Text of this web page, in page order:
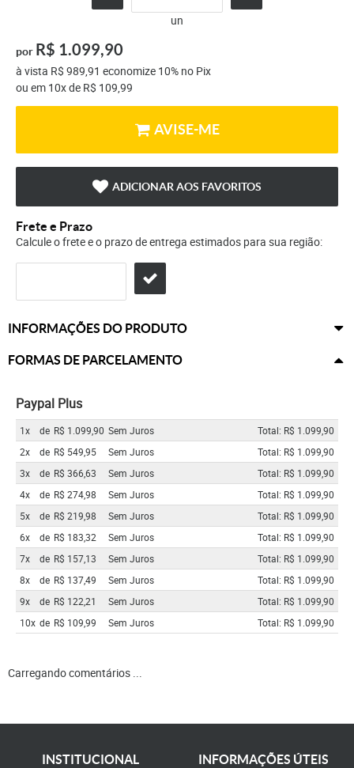
un
por R$ 1.099,90
à vista R$ 989,91 economize 10% no Pix
ou em 10xde R$ 109,99
AVISE-ME
ADICIONAR AOS FAVORITOS
Frete e Prazo
Calcule o frete e o prazo de entrega estimados para sua região:
INFORMAÇÕES DO PRODUTO
FORMAS DE PARCELAMENTO
Paypal Plus
1x de R$ 1.099,90 Sem Juros
Total: R$ 1.099,90
2x
de R$ 549,95 Sem Juros
Total: R$ 1.099,90
3x
de R$ 366,63 Sem Juros
Total: R$ 1.099,90
4x
de R$ 274,98 Sem Juros
Total: R$ 1.099,90
5x
de R$ 219,98 Sem Juros
Total: R$ 1.099,90
6x
de R$ 183,32 Sem Juros
Total: R$ 1.099,90
7x
de R$ 157,13 Sem Juros
Total: R$ 1.099,90
8x
de R$ 137,49 Sem Juros
Total: R$ 1.099,90
9x
de R$ 122,21 Sem Juros
Total: R$ 1.099,90
10x de R$ 109,99 Sem Juros Total: R$ 1.099,90
Carregando comentários ...
INSTITUCIONAL INFORMAÇÕES ÚTEIS